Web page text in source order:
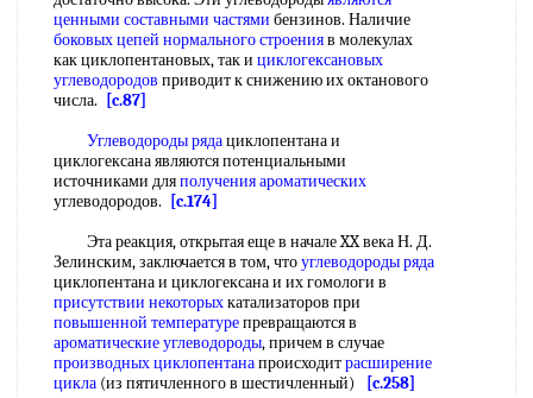
ценными составными частями бензинов. Наличие
боковых цепей нормального строенияв молекулах
как циклопентановых, так и циклогексановых
углеводородов приводит к снижению их октанового
числа.
[c.87]
Углеводороды рядациклопентана и
циклогексана являются потенциальными
источниками дляполучения ароматических
углеводородов.
[c.174]
Эта реакция, открытая еще в начале XX века Н. Д.
Зелинским, заключается в том, чтоуглеводороды ряда
циклопентана и циклогексана и их гомологи в
присутствии некоторыхкатализаторов при
повышенной температурепревращаются в
ароматические углеводороды, причем в случае
производных циклопентанапроисходитрасширение
цикла (из пятичленного в шестичленный) [c.258]